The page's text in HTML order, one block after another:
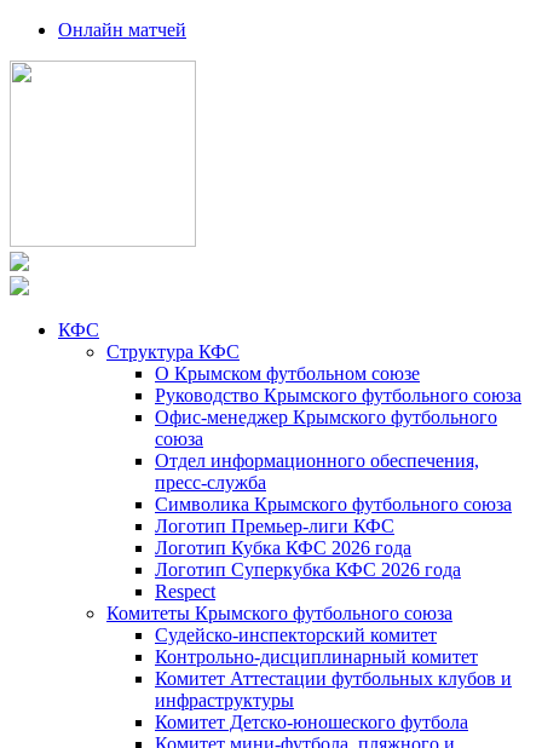
Онлайн матчей
КФС
Структура КФС
О Крымском футбольном союзе
Руководство Крымского футбольного союза
Офис-менеджер Крымского футбольного
союза
Отдел информационного обеспечения,
пресс-служба
Символика Крымского футбольного союза
Логотип Премьер-лиги КФС
Логотип Кубка КФС 2026 года
Логотип Суперкубка КФС 2026 года
Respect
Комитеты Крымского футбольного союза
Судейско-инспекторский комитет
Контрольно-дисциплинарный комитет
Комитет Аттестации футбольных клубов и
инфраструктуры
Комитет Детско-юношеского футбола
Комитет мини-футбола, пляжного и